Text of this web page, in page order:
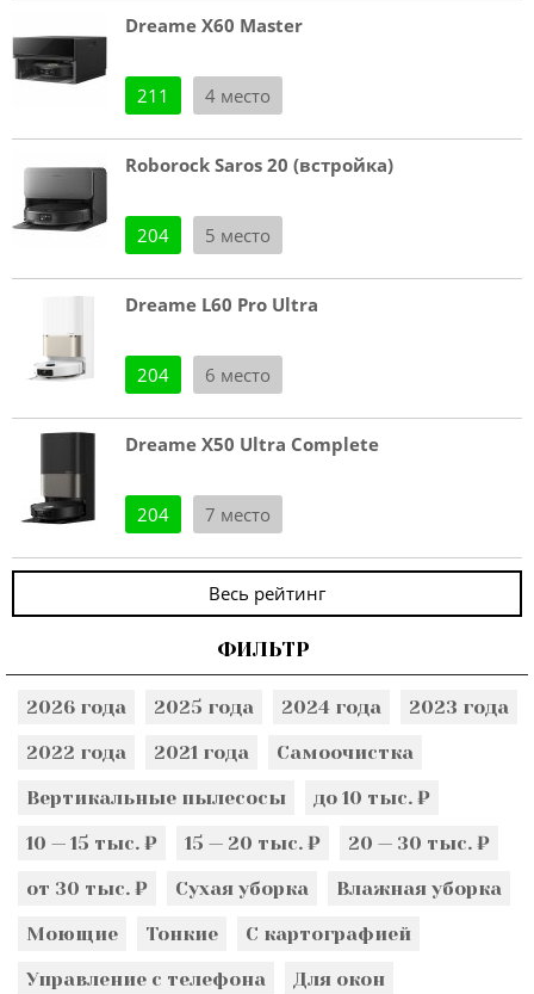
Dreame X60 Master
211 4 место
Roborock Saros 20 (встройка)
204 5 место
Dreame L60 Pro Ultra
204 6 место
Dreame X50 Ultra Complete
204 7 место
Весь рейтинг
ФИЛЬТР
2026 года 2025 года 2024 года
2023 года
2022 года
2021 года
Самоочистка
Вертикальные пылесосы
до 10 тыс. ₽
10 — 15 тыс. ₽
15 — 20 тыс. ₽
20 — 30 тыс. ₽
от 30 тыс. ₽
Сухая уборка
Влажная уборка
Моющие
Тонкие
С картографией
Управление с телефона
Для окон